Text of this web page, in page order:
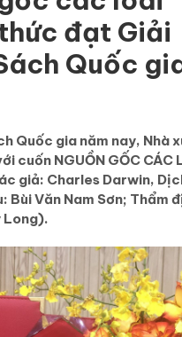
đạt Giải
Quốc
Quốc gia năm nay, Nhà
cuốn NGUỒN GỐC CÁC
giả: Charles Darwin,
Bùi Văn Nam Sơn; Thẩm
Long).